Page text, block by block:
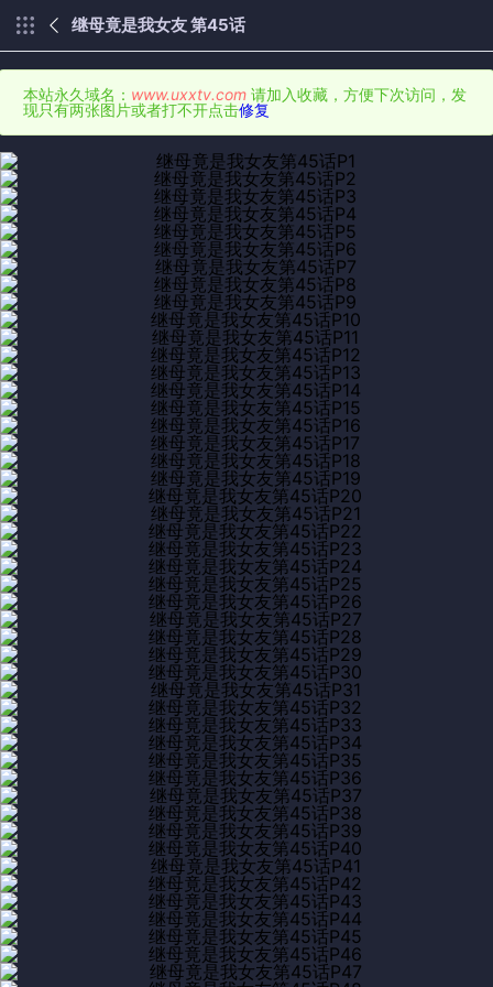
继母竟是我女友 第45话
本站永久域名： www.uxxtv.com 请加入收藏，方便下次访问，发
现只有两张图片或者打不开点击修复